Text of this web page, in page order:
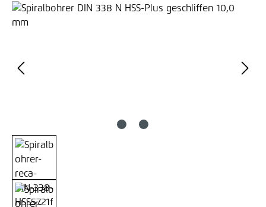
Bildergalerie überspringen